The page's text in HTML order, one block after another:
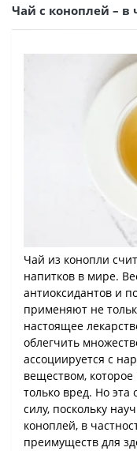
Чай с коноплей – в
Чай из конопли
напитков в мире.
антиоксидантов и
применяют не
настоящее
облегчить
ассоциируется с
веществом,
только вред. Но эта
силу, поскольку
коноплей, в
преимуществ для